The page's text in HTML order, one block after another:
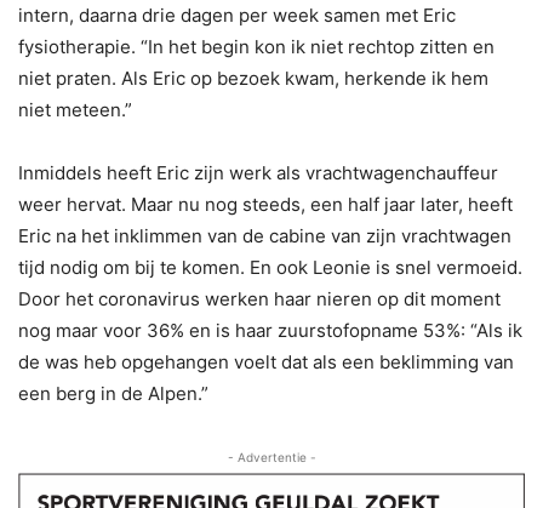
intern, daarna drie dagen per week samen met Eric
fysiotherapie. “In het begin kon ik niet rechtop zitten en
niet praten. Als Eric op bezoek kwam, herkende ik hem
niet meteen.”
Inmiddels heeft Eric zijn werk als vrachtwagenchauffeur
weer hervat. Maar nu nog steeds, een half jaar later, heeft
Eric na het inklimmen van de cabine van zijn vrachtwagen
tijd nodig om bij te komen. En ook Leonie is snel vermoeid.
Door het coronavirus werken haar nieren op dit moment
nog maar voor 36% en is haar zuurstofopname 53%: “Als ik
de was heb opgehangen voelt dat als een beklimming van
een berg in de Alpen.”
- Advertentie -